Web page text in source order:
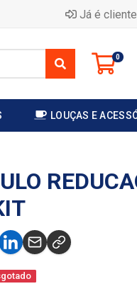
Já é
0
LOUÇAS E